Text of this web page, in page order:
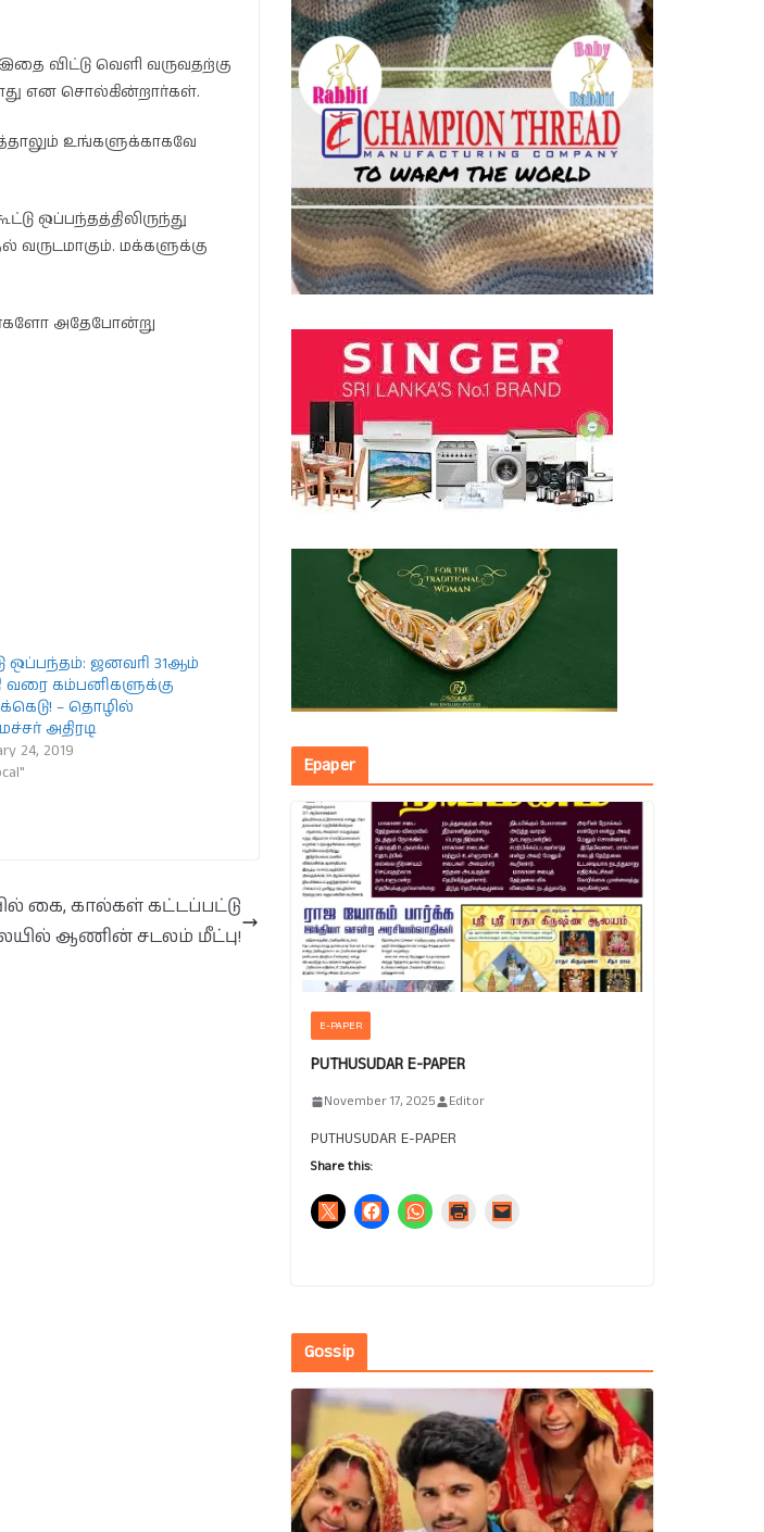
விட்டு வெளி வருவதற்கு
என சொல்கின்றார்கள்.
உங்களுக்காகவே
ஒப்பந்தத்திலிருந்து
வருடமாகும். மக்களுக்கு
அதேபோன்று
ஒப்பந்தம்: ஜனவரி 31ஆம்
வரை கம்பனிகளுக்கு
– தொழில்
அதிரடி
24, 2019
கை, கால்கள் கட்டப்பட்டு
ஆணின் சடலம் மீட்பு!
Epaper
E-PAPER
PUTHUSUDAR E-PAPER
November 17, 2025 Editor
PUTHUSUDAR E-PAPER
Share this:
Gossip